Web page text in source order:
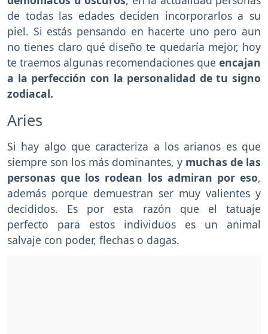
de todas las edades deciden incorporarlos a su
piel. Si estás pensando en hacerte uno pero aun
no tienes claro qué diseño te quedaría mejor, hoy
te traemos algunas recomendaciones que encajan
a la perfección con la personalidad de tu signo
zodiacal.
Aries
Si hay algo que caracteriza a los arianos es que
siempre son los más dominantes, y muchas de las
personas que los rodean los admiran por eso,
además porque demuestran ser muy valientes y
decididos. Es por esta razón que el tatuaje
perfecto para estos individuos es un animal
salvaje con poder, flechas o dagas.